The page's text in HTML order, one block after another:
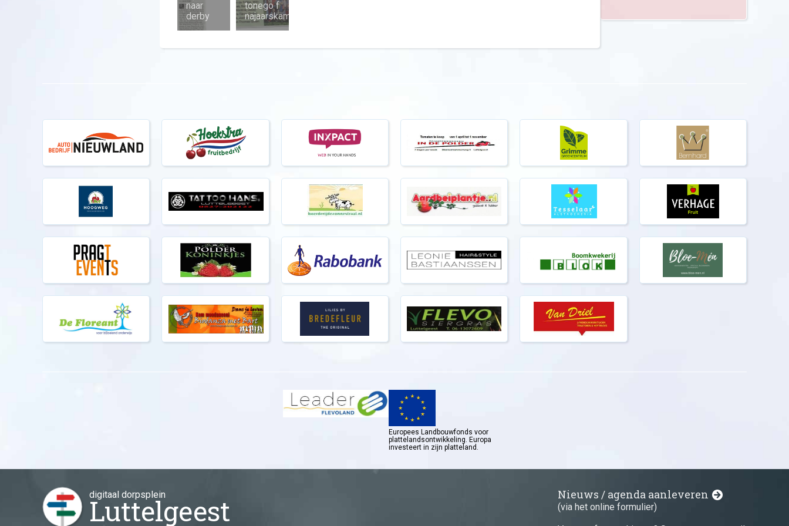
naar
derby
tonego f
najaarskampioen
Europees Landbouwfonds voor
plattelandsontwikkeling. Europa
investeert in zijn platteland.
digitaal dorpsplein
Luttelgeest Nieuws / agenda aanleveren
(via het online formulier)